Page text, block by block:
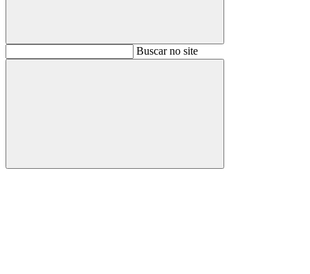
BuscarBuscar no site
Buscar